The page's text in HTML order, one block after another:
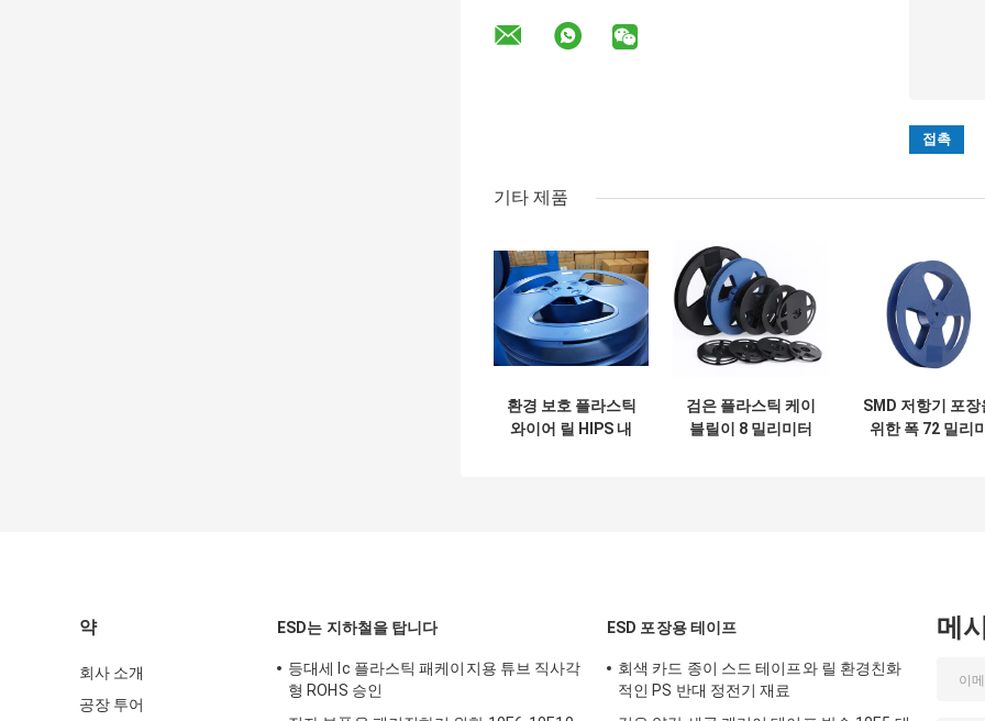
기타 제품
환경 보호 플라스틱
와이어 릴 HIPS 내
검은 플라스틱 케이
블릴이 8 밀리미터
SMD 저항기 포장
위한 폭 72 밀리
약
회사 소개
공장 투어
ESD는 지하철을 탑니다
등대세 Ic 플라스틱 패케이지용 튜브 직사각
형 ROHS 승인
ESD 포장용 테이프
회색 카드 종이 스드 테이프와 릴 환경친화
적인 PS 반대 정전기 재료
메